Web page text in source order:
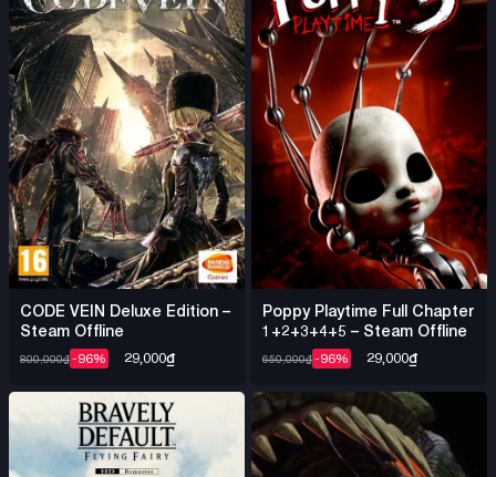
CODE VEIN Deluxe Edition –
Steam Offline
800,000₫-96% 29,000₫
Poppy Playtime Full Chapter
1+2+3+4+5 – Steam Offline
650,000₫-96% 29,000₫